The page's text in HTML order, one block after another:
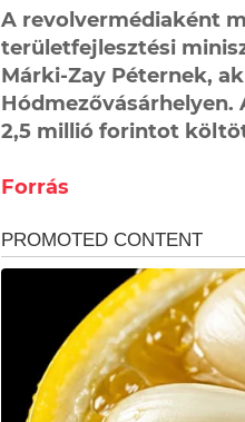
A revolvermédiaként
területfejlesztési
Márki-Zay Péternek,
2,5 millió forintot
Forrás